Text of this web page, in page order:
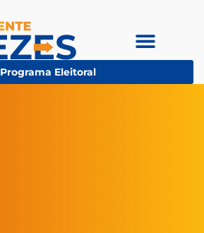
Programa Eleitoral